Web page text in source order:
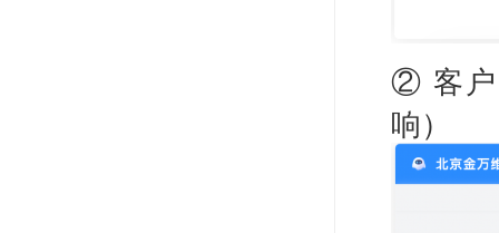
② 客户
响）